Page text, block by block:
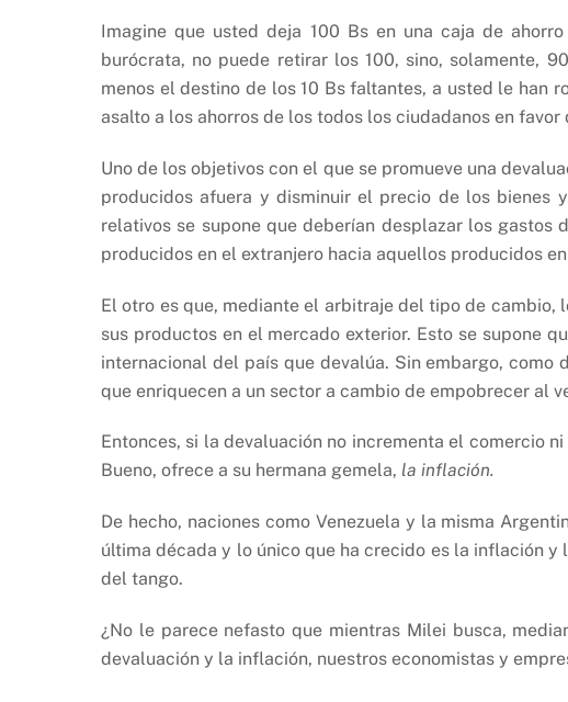
Imagine que usted deja 100 Bs en una caja de
burócrata, no puede retirar los 100, sino, solamente,
menos el destino de los 10 Bs faltantes, a usted le han
asalto a los ahorros de los todos los ciudadanos en
Uno de los objetivos con el que se promueve una
producidos afuera y disminuir el precio de los bienes
relativos se supone que deberían desplazar los gastos
producidos en el extranjero hacia aquellos producidos
El otro es que, mediante el arbitraje del tipo de
sus productos en el mercado exterior. Esto se supone
internacional del país que devalúa. Sin embargo,
que enriquecen a un sector a cambio de empobrecer al
Entonces, si la devaluación no incrementa el comercio
Bueno, ofrece a su hermana gemela, la inflación.
De hecho, naciones como Venezuela y la misma
última década y lo único que ha crecido es la inflación
del tango.
¿No le parece nefasto que mientras Milei busca,
devaluación y la inflación, nuestros economistas y